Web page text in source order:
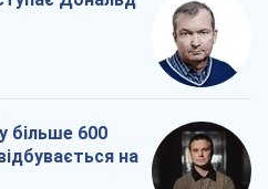
більше 600
на